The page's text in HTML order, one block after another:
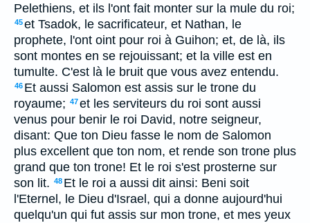
Pelethiens, et ils l'ont fait monter sur la mule du roi;
45et Tsadok, le sacrificateur, et Nathan, le
prophete, l'ont oint pour roi à Guihon; et, de là, ils
sont montes en se rejouissant; et la ville est en
tumulte. C'est là le bruit que vous avez entendu.
46 Et aussi Salomon est assis sur le trone du
royaume; 47et les serviteurs du roi sont aussi
venus pour benir le roi David, notre seigneur,
disant: Que ton Dieu fasse le nom de Salomon
plus excellent que ton nom, et rende son trone plus
grand que ton trone! Et le roi s'est prosterne sur
son lit. 48 Et le roi a aussi dit ainsi: Beni soit
l'Eternel, le Dieu d'Israel, qui a donne aujourd'hui
quelqu'un qui fut assis sur mon trone, et mes yeux